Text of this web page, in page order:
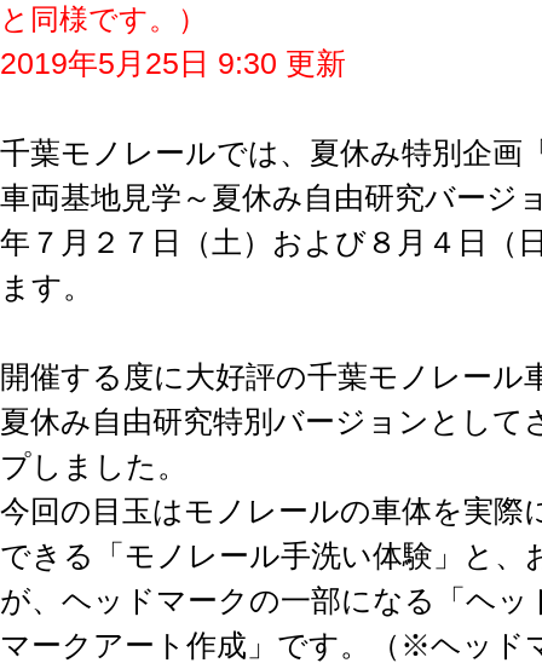
と同様です。）
2019年5月25日 9:30 更新
千葉モノレールでは、夏休み特別企画
車両基地見学～夏休み自由研究バージ
年７月２７日（土）および８月４日（
ます。
開催する度に大好評の千葉モノレール
夏休み自由研究特別バージョンとして
プしました。
今回の目玉はモノレールの車体を実際
できる「モノレール手洗い体験」と、
が、ヘッドマークの一部になる「ヘッ
マークアート作成」です。（※ヘッド